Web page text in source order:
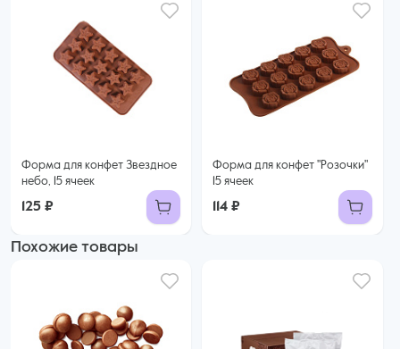
Форма для конфет Звездное
небо, 15 ячеек
125 ₽
Форма для конфет "Розочки"
15 ячеек
114 ₽
Похожие товары